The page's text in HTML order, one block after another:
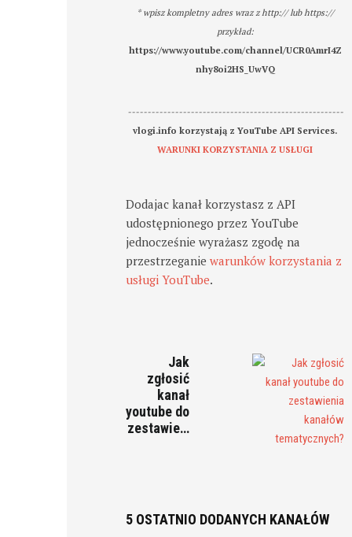
* wpisz kompletny adres wraz z http:// lub https://
przykład:
https://www.youtube.com/channel/UCR0AmrI4Z
nhy8oi2HS_UwVQ
-------------------------------------------------------
vlogi.info korzystają z YouTube API Services.
WARUNKI KORZYSTANIA Z USŁUGI
Dodajac kanał korzystasz z API
udostępnionego przez YouTube
jednocześnie wyrażasz zgodę na
przestrzeganiewarunków korzystania z
usługi YouTube.
Jak
zgłosić
kanał
youtube do
zestawie…
5 OSTATNIO DODANYCH KANAŁÓW